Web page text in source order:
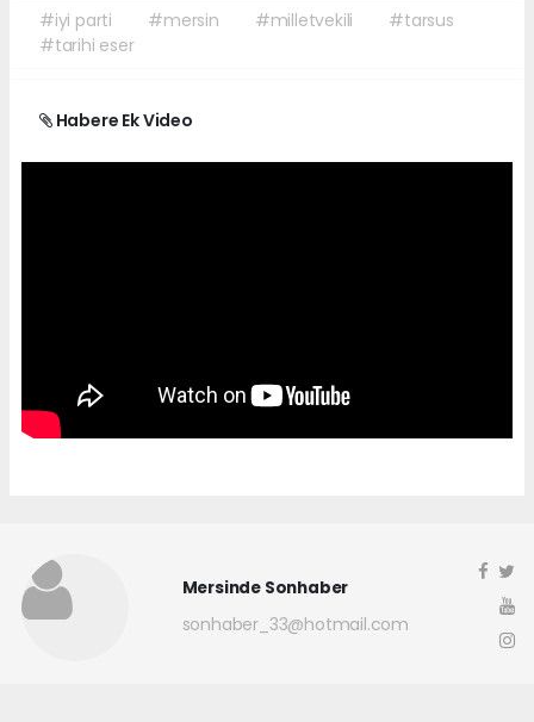
#iyi parti #mersin #milletvekili
#tarsus
#tarihi eser
Habere Ek Video
Mersinde Sonhaber
sonhaber_33@hotmail.com